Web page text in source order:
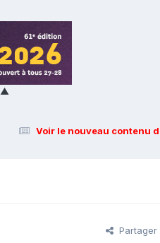
Voir le nouveau contenu
Partager